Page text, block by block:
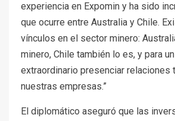
experiencia en Expomin y ha sido
que ocurre entre Australia y Chile.
vínculos en el sector minero:
minero, Chile también lo es, y para
extraordinario presenciar relaciones
nuestras empresas.”
El diplomático aseguró que las